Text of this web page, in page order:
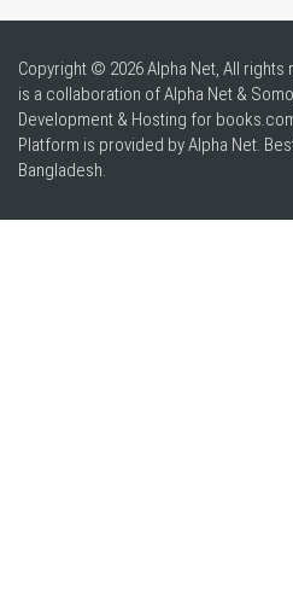
Copyright © 2026 Alpha Net, All
is a collaboration of Alpha Net &
Development & Hosting for
Platform is provided by Alpha Net.
Bangladesh.